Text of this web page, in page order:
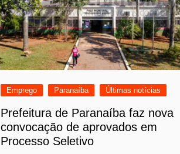
Emprego Paranaíba Últimas notícias
Prefeitura de Paranaíba faz nova
convocação de aprovados em
Processo Seletivo